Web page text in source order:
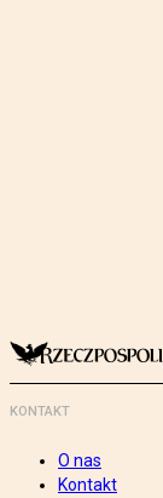
KONTAKT
O nas
Kontakt